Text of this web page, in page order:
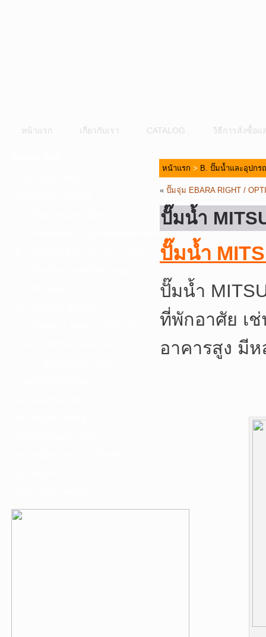
หน้าแรก เกี่ยวกับเรา CATALOG วิธีการสั่งซื้อแ
D. เครื่องมือก่อสร้าง-เครื่องมืออุตสาหกรรม
หน้าแรก > B. ปั๊มน้ำและอุปกร
« ปั๊มจุ่ม EBARA RIGHT /
ปั๊มน้ำ
ปั๊มน้ำ
ปั๊มน้ำ
ที่พักอาศัย เ
อาคารสูง มี